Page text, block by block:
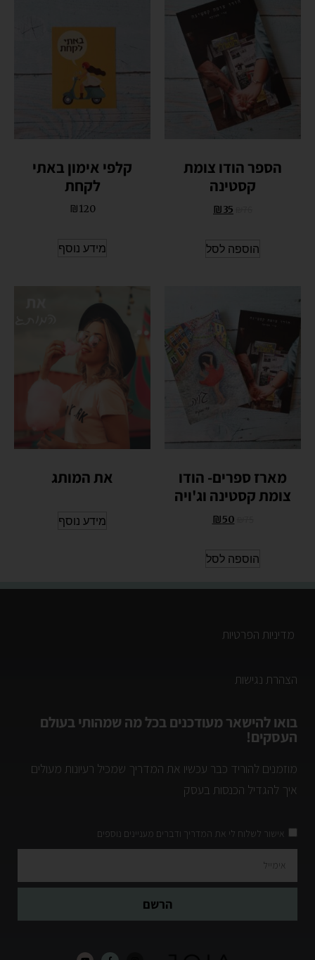
הספר הודו צומת
קסטינה
₪
הוספה לסל
קלפי אימון באתי
לקחת
₪120
מידע נוסף
מארז ספרים- הודו
צומת קסטינה וג'ויה
₪50
הוספה לסל
את המותג
מידע נוסף
מדיניות הפרטיות
הצהרת נגישות
בואו להישאר מעודכנים בכל מה שמהותי בעולם
העסקים!
מוזמנים להוריד כבר עכשיו את המדריך שמכיל רעיונות מעולים
איך להגדיל הכנסות בעסק
אישור לשלוח לי את המדריך ודברים מעניינים נוספים
הרשם